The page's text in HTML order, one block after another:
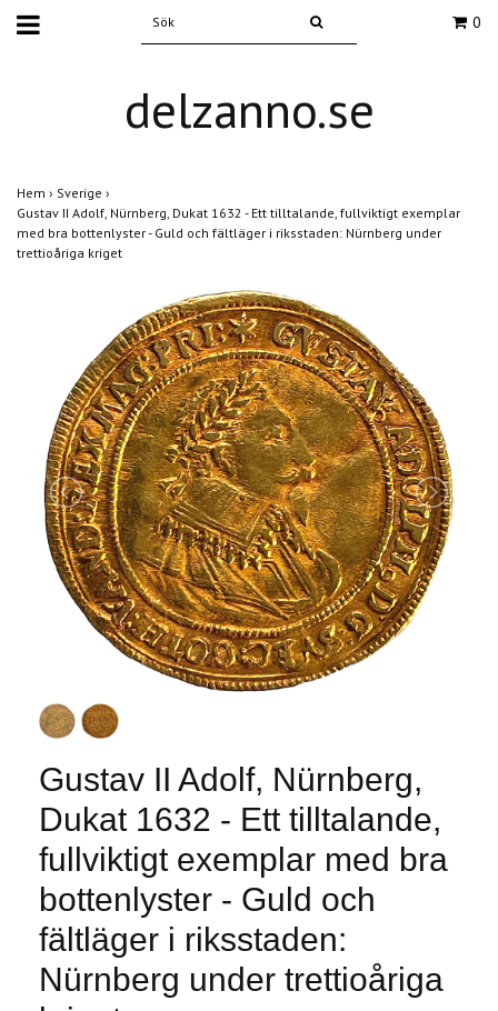
0
delzanno.se
Hem › Sverige ›
Gustav II Adolf, Nürnberg, Dukat 1632 - Ett tilltalande, fullviktigt exemplar
med bra bottenlyster - Guld och fältläger i riksstaden: Nürnberg under
trettioåriga kriget
Gustav II Adolf, Nürnberg,
Dukat 1632 - Ett tilltalande,
fullviktigt exemplar med bra
bottenlyster - Guld och
fältläger i riksstaden:
Nürnberg under trettioåriga